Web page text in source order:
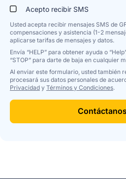
Acepto recibir SMS
Usted acepta recibir mensajes SMS de
compensaciones y asistencia (1-2
aplicarse tarifas de mensajes y datos.
Envía “HELP” para obtener ayuda o
“STOP” para darte de baja en cualquier
Al enviar este formulario, usted también
procesará sus datos personales de
Privacidad y Términos y Condiciones.